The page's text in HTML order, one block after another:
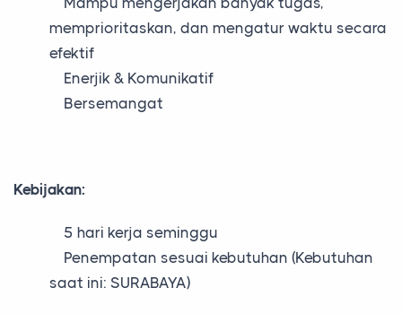
memprioritaskan, dan mengatur waktu secara
efektif
Enerjik & Komunikatif
Bersemangat
Kebijakan:
5 hari kerja seminggu
Penempatan sesuai kebutuhan (Kebutuhan
saat ini: SURABAYA)